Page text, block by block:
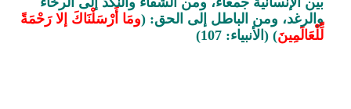
والرغد، ومن الباطل إلى الحق: (ومَا أَرْسَلْنَاكَ إلا رَحْمَةً
لِّلْعَالَمِينَ) (الأنبياء: 107)